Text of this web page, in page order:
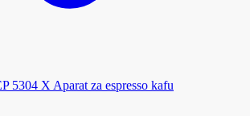
5304 X Aparat za espresso kafu